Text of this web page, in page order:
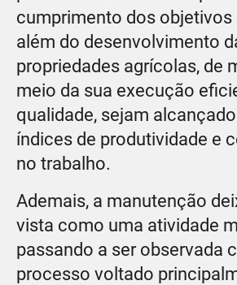
cumprimento dos
além do desenvolvimento
propriedades agrícolas, de
meio da sua execução
qualidade, sejam
índices de produtividade e
no trabalho.
Ademais, a manutenção
vista como uma atividade
passando a ser observada
processo voltado